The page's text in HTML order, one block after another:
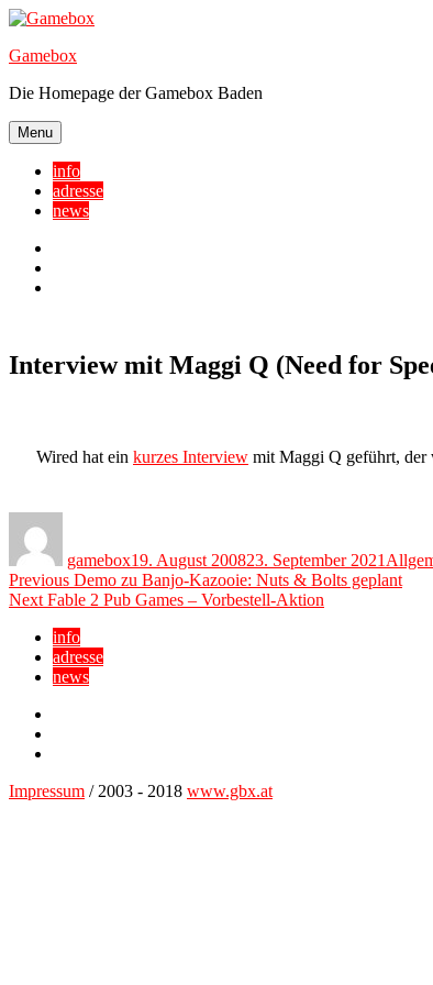
Skip
content
Gamebox
Die Homepage der Gamebox Baden
Menu
info
adresse
news
Interview mit Maggi Q (Need for
Wired hat ein kurzes Interview mit Maggi Q geführt, der
gamebox19. August 200823. September 2021
Beitragsnavigation
Previous Previous
post:
Demo zu Banjo-Kazooie: Nuts & Bolts geplant
Next Next
Fable 2 Pub Games – Vorbestell-Aktion
info
adresse
news
Impressum / 2003 - 2018 www.gbx.at